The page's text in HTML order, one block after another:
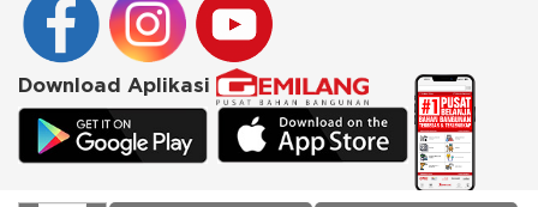
Download Aplikasi